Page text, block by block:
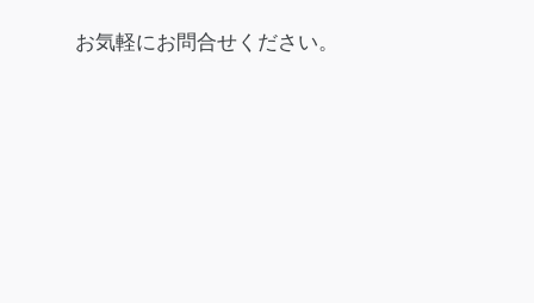
お気軽にお問合せください。